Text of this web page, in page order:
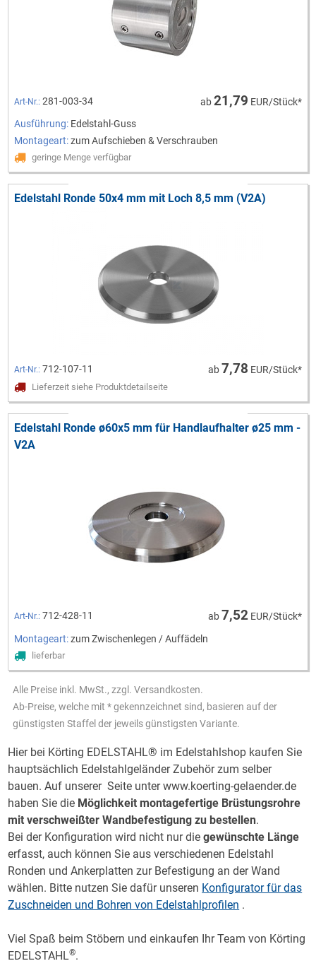
Art-Nr.: 281-003-34 ab21,79 EUR/Stück*
Ausführung: Edelstahl-Guss
Montageart:zum Aufschieben & Verschrauben
geringe Menge verfügbar
Edelstahl Ronde 50x4 mm mit Loch 8,5 mm (V2A)
Art-Nr.: 712-107-11 ab7,78 EUR/Stück*
Lieferzeit siehe Produktdetailseite
Edelstahl Ronde ø60x5 mm für Handlaufhalter ø25 mm -
V2A
Art-Nr.: 712-428-11 ab7,52EUR/Stück*
Montageart:zum Zwischenlegen / Auffädeln
lieferbar
Alle Preise inkl. MwSt., zzgl. Versandkosten.
Ab-Preise, welche mit * gekennzeichnet sind, basieren auf der
günstigsten Staffel der jeweils günstigsten Variante.
Hier bei Körting EDELSTAHL® im Edelstahlshop kaufen Sie
hauptsächlich Edelstahlgeländer Zubehör zum selber
bauen. Auf unserer Seite unter www.koerting-gelaender.de
haben Sie die Möglichkeit montagefertige Brüstungsrohre
mit verschweißter Wandbefestigung zu bestellen.
Bei der Konfiguration wird nicht nur diegewünschte Länge
erfasst, auch können Sie aus verschiedenen Edelstahl
Ronden und Ankerplatten zur Befestigung an der Wand
wählen. Bitte nutzen Sie dafür unseren Konfigurator für das
Zuschneiden und Bohren von Edelstahlprofilen .
Viel Spaß beim Stöbern und einkaufen Ihr Team von Körting
EDELSTAHL®.